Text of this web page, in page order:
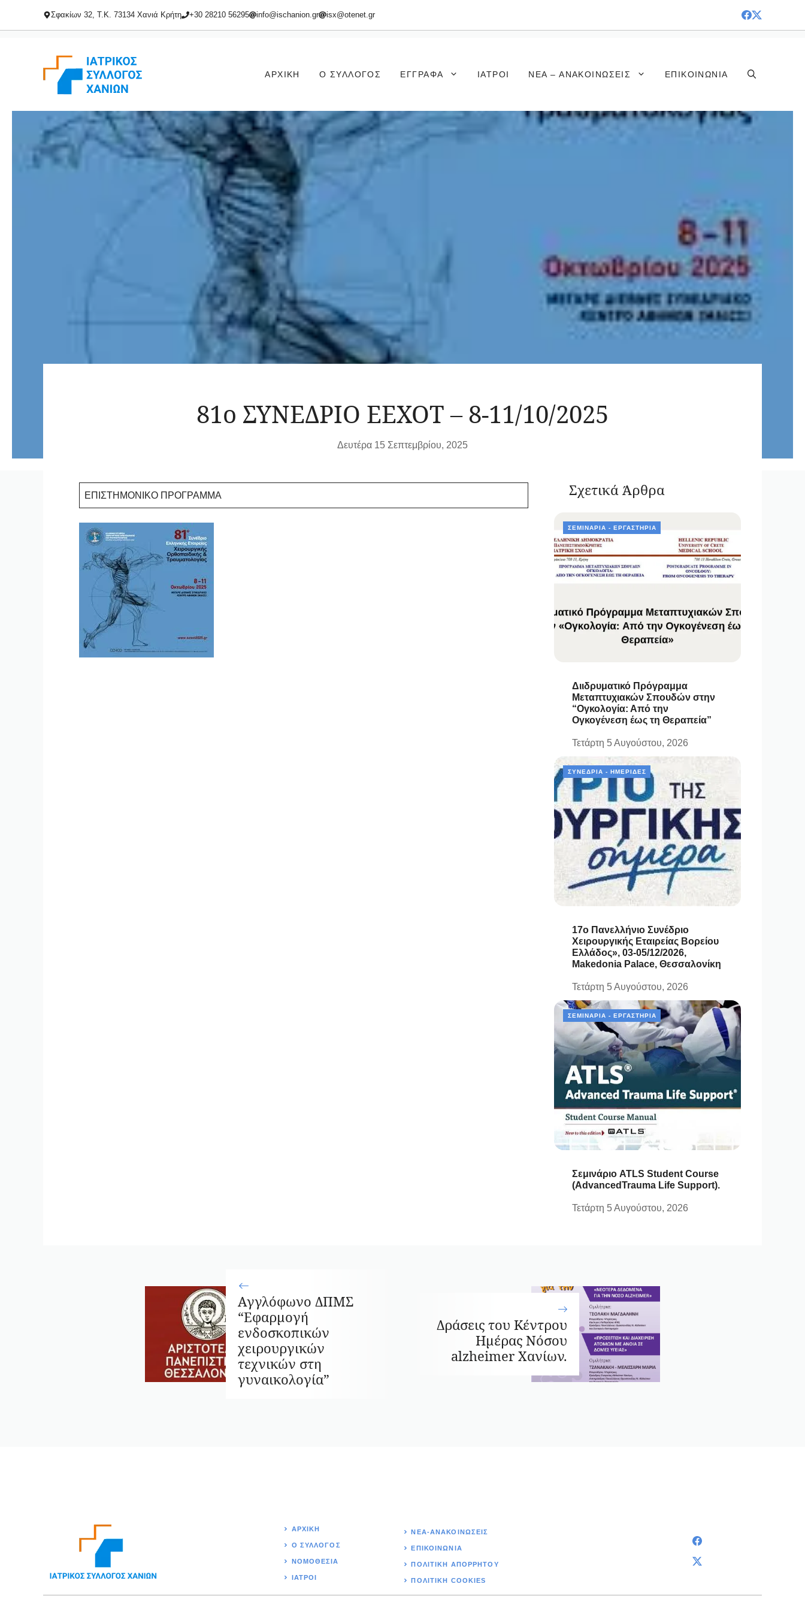
Σφακίων 32, Τ.Κ. 73134 Χανιά Κρήτη +30 28210 56295 info@ischanion.gr isx@otenet.gr
ΑΡΧΙΚΉ Ο ΣΎΛΛΟΓΟΣ ΈΓΓΡΑΦΑ ΙΑΤΡΟΊ ΝΈΑ – ΑΝΑΚΟΙΝΏΣΕΙΣ ΕΠΙΚΟΙΝΩΝΊΑ
81o ΣΥΝΕΔΡΙΟ ΕΕΧΟΤ – 8-11/10/2025
Δευτέρα 15 Σεπτεμβρίου, 2025
ΕΠΙΣΤΗΜΟΝΙΚΟ ΠΡΟΓΡΑΜΜΑ Σχετικά Άρθρα
ΣΕΜΙΝΆΡΙΑ - ΕΡΓΑΣΤΉΡΙΑ
Διιδρυματικό Πρόγραμμα
Μεταπτυχιακών Σπουδών στην
“Ογκολογία: Από την
Ογκογένεση έως τη Θεραπεία”
Τετάρτη 5 Αυγούστου, 2026
ΣΥΝΈΔΡΙΑ - ΗΜΕΡΊΔΕΣ
17ο Πανελλήνιο Συνέδριο
Χειρουργικής Εταιρείας Βορείου
Ελλάδος», 03-05/12/2026,
Makedonia Palace, Θεσσαλονίκη
Τετάρτη 5 Αυγούστου, 2026
ΣΕΜΙΝΆΡΙΑ - ΕΡΓΑΣΤΉΡΙΑ
Σεμινάριο ATLS Student Course
(AdvancedTrauma Life Support).
Τετάρτη 5 Αυγούστου, 2026
Αγγλόφωνο ΔΠΜΣ
“Εφαρμογή
ενδοσκοπικών
χειρουργικών
τεχνικών στη
γυναικολογία”
Δράσεις του Κέντρου
Ημέρας Νόσου
alzheimer Χανίων.
ΑΡΧΙΚΉ
Ο ΣΥΛΛΟΓΟΣ
ΝΟΜΟΘΕΣΊΑ
ΙΑΤΡΟΙ
ΝΕΑ-ΑΝΑΚΟΙΝΩΣΕΙΣ
ΕΠΙΚΟΙΝΩΝΊΑ
ΠΟΛΙΤΙΚΉ ΑΠΟΡΡΗΤΟΥ
ΠΟΛΙΤΙΚΗ COOKIES